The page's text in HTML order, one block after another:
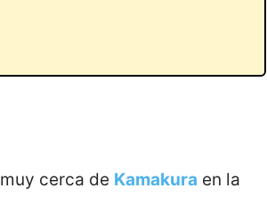
cerca de Kamakura en la